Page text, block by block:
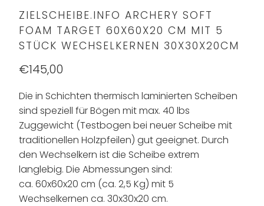
ZIELSCHEIBE.INFO ARCHERY SOFT
FOAM TARGET 60X60X20 CM MIT 5
STÜCK WECHSELKERNEN 30X30X20CM
€145,00
Die in Schichten thermisch laminierten Scheiben
sind speziell für Bögen mit max. 40 lbs
Zuggewicht (Testbogen bei neuer Scheibe mit
traditionellen Holzpfeilen) gut geeignet. Durch
den Wechselkern ist die Scheibe extrem
langlebig. Die Abmessungen sind:
ca. 60x60x20 cm (ca. 2,5 Kg) mit 5
Wechselkernen ca. 30x30x20 cm.